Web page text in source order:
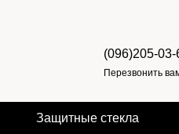
(096)205-03-
Перезвонить
Защитные стекла